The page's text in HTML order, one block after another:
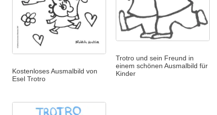
Kostenloses Ausmalbild von
Esel Trotro
Trotro und sein Freund in
einem schönen Ausmalbild für
Kinder